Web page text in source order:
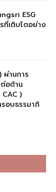
ESG
เติบโตอย่าง
ผ่านการ
อต้าน
)
อบธรรมาภิ